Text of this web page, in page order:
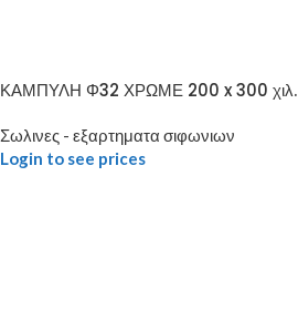
ΚΑΜΠΥΛΗ Φ32 ΧΡΩΜΕ 200 x 300 χιλ.
Σωλινες - εξαρτηματα σιφωνιων
Login to see prices